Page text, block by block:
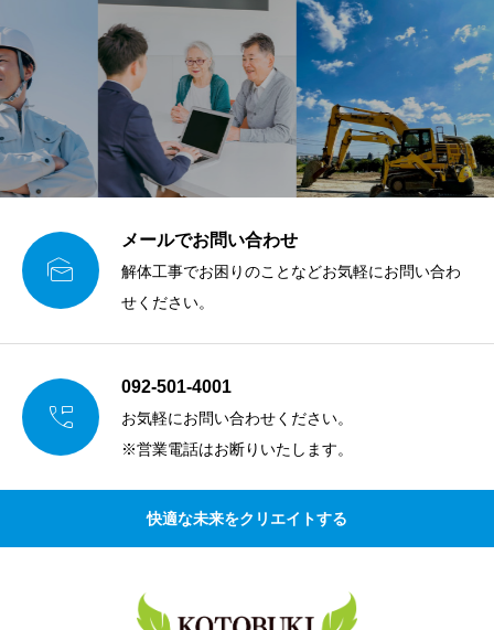

メールでお問い合わせ
解体工事でお困りのことなどお気軽にお問い合わ
せください。

092-501-4001
お気軽にお問い合わせください。
※営業電話はお断りいたします。
快適な未来をクリエイトする